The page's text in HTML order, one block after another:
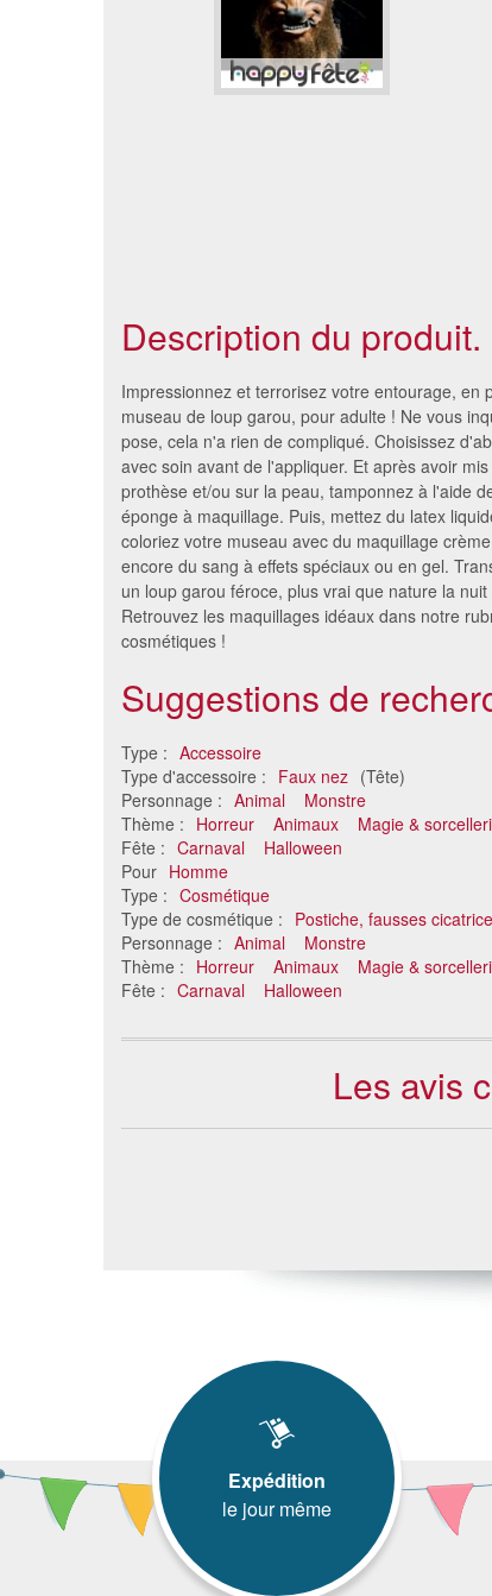
Description du produit.
Impressionnez et terrorisez votre entourage, en
museau de loup garou, pour adulte ! Ne vous
pose, cela n'a rien de compliqué. Choisissez
avec soin avant de l'appliquer. Et après avoir
prothèse et/ou sur la peau, tamponnez à l'aide
éponge à maquillage. Puis, mettez du latex
coloriez votre museau avec du maquillage
encore du sang à effets spéciaux ou en gel.
un loup garou féroce, plus vrai que nature la
Retrouvez les maquillages idéaux dans notre
cosmétiques !
Suggestions de
Type : Accessoire
Type d'accessoire : Faux nez (Tête)
Personnage : Animal
Monstre
Thème : Horreur Animaux
Magie &
Fête : Carnaval
Halloween
Pour Homme
Type : Cosmétique
Type de cosmétique : Postiche, fausses
Personnage : Animal
Monstre
Thème : Horreur Animaux
Magie &
Fête : Carnaval Halloween
Serre tète bruiteur tigre
9.48 €
Les avis
Expédition
le jour même